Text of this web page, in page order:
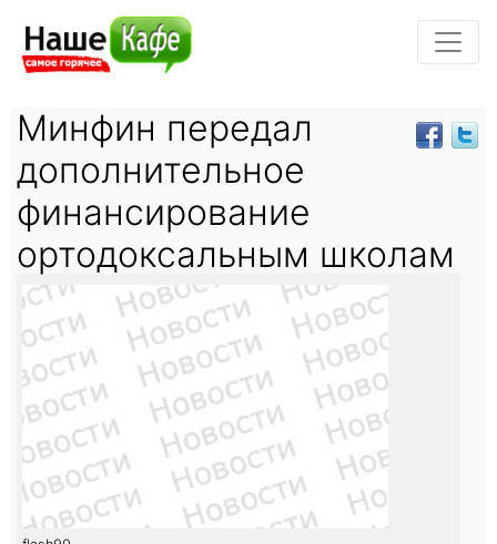
Минфин передал
дополнительное
финансирование
ортодоксальным школам